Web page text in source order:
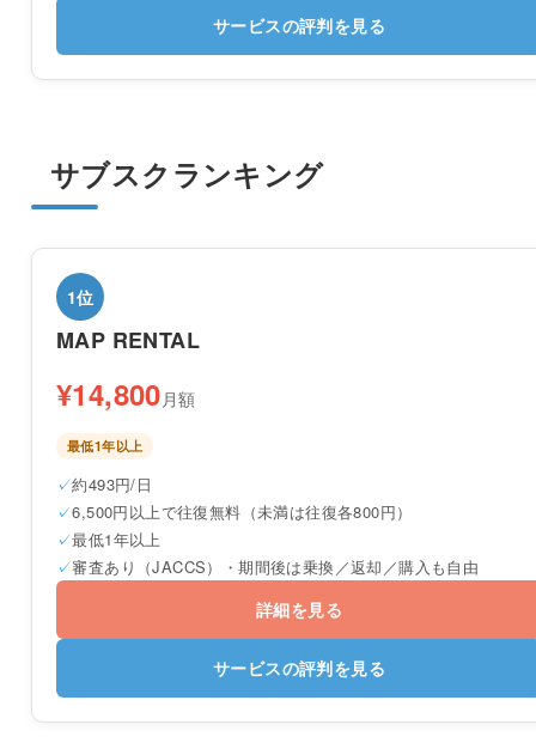
サービスの評判を見る
サブスクランキング
1位
MAP RENTAL
¥14,800 月額
最低1年以上
約493円/日
6,500円以上で往復無料（未満は往復各800円）
最低1年以上
審査あり（JACCS）・期間後は乗換／返却／購入も自由
詳細を見る
サービスの評判を見る